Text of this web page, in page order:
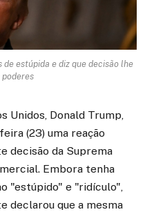
estúpida e diz que decisão lhe
poderes
Unidos, Donald Trump,
(23) uma reação
decisão da Suprema
Embora tenha
"estúpido" e "ridículo",
declarou que a mesma